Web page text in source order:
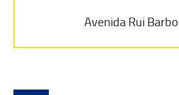
Avenida Rui